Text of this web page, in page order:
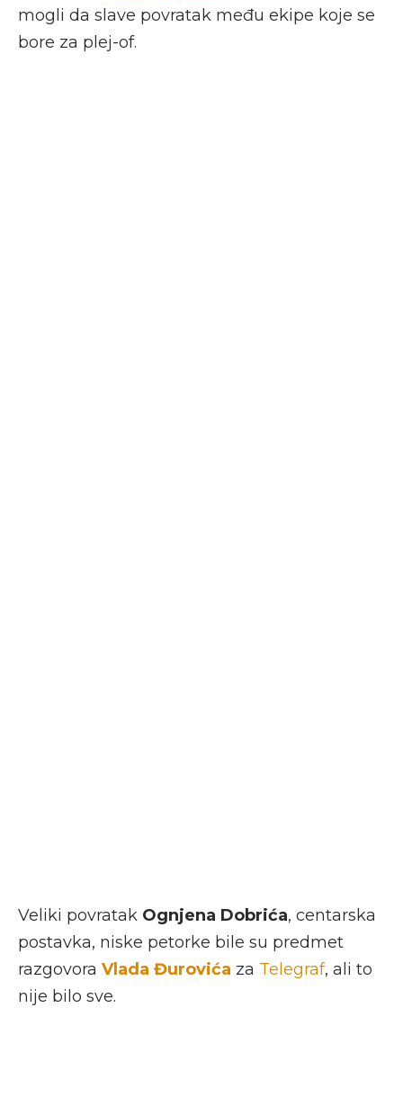
mogli da slave povratak među ekipe koje se
bore za plej-of.
Veliki povratak Ognjena Dobrića, centarska
postavka, niske petorke bile su predmet
razgovora Vlada Đurovića za Telegraf, ali to
nije bilo sve.